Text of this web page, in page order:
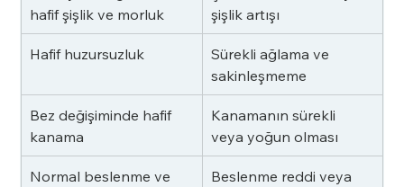
hafif şişlik ve morluk
şişlik artışı
Hafif huzursuzluk
Sürekli ağlama ve
sakinleşmeme
Bez değişiminde hafif
kanama
Kanamanın sürekli
veya yoğun olması
Normal beslenme ve
Beslenme reddi veya